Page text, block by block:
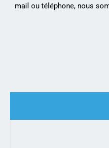
mail ou téléphone, nous